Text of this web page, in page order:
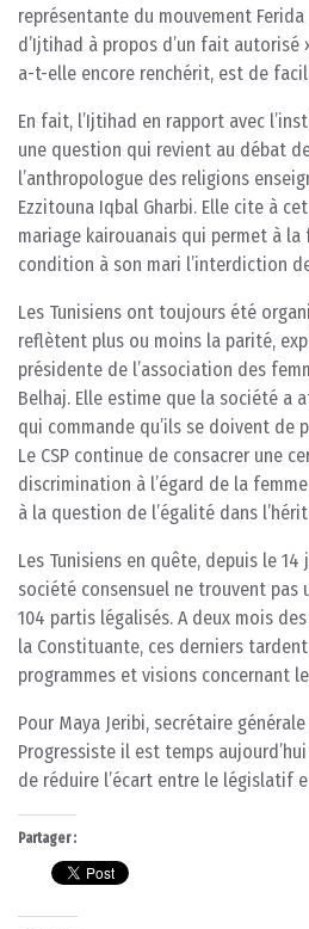
représentante du mouvement
d’Ijtihad à propos d’un fait autorisé
a-t-elle encore renchérit, est de
En fait, l’Ijtihad en rapport avec
une question qui revient au débat
l’anthropologue des religions
Ezzitouna Iqbal Gharbi. Elle cite à
mariage kairouanais qui permet à la
condition à son mari l’interdiction
Les Tunisiens ont toujours été
reflètent plus ou moins la parité,
présidente de l’association des
Belhaj. Elle estime que la société a
qui commande qu’ils se doivent de
Le CSP continue de consacrer une
discrimination à l’égard de la
à la question de l’égalité dans
Les Tunisiens en quête, depuis le 14
société consensuel ne trouvent pas
104 partis légalisés. A deux mois
la Constituante, ces derniers
programmes et visions concernant
Pour Maya Jeribi, secrétaire
Progressiste il est temps
de réduire l’écart entre le législatif
Partager :